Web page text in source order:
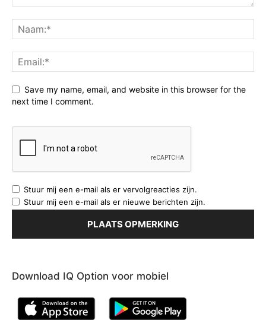
Save my name, email, and website in this browser for the
next time I comment.
Stuur mij een e-mail als er vervolgreacties zijn.
Stuur mij een e-mail als er nieuwe berichten zijn.
Download IQ Option voor mobiel